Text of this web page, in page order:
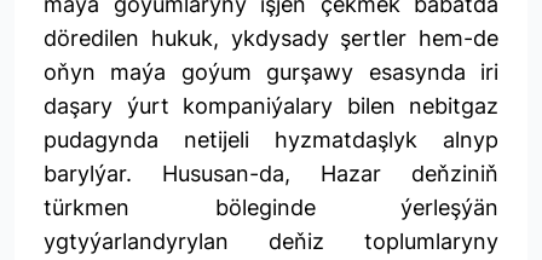
döredilen hukuk, ykdysady şertler hem-de
oňyn maýa goýum gurşawy esasynda iri
daşary ýurt kompaniýalary bilen nebitgaz
pudagynda netijeli hyzmatdaşlyk alnyp
barylýar. Hususan-da, Hazar deňziniň
türkmen böleginde ýerleşýän
ygtyýarlandyrylan deňiz toplumlaryny